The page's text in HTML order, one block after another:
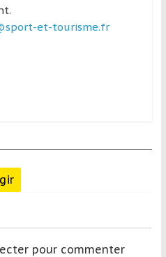
et-tourisme.fr
pour commenter